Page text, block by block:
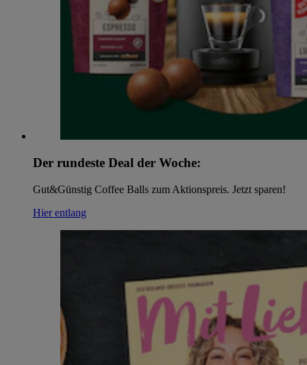
Der rundeste Deal der Woche:
Gut&Günstig Coffee Balls zum Aktionspreis. Jetzt sparen!
Hier entlang